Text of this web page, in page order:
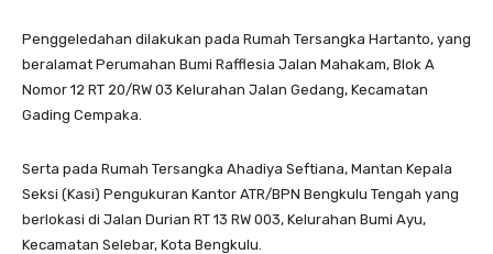
Penggeledahan dilakukan pada Rumah Tersangka Hartanto, yang
beralamat Perumahan Bumi Rafflesia Jalan Mahakam, Blok A
Nomor 12 RT 20/RW 03 Kelurahan Jalan Gedang, Kecamatan
Gading Cempaka.
Serta pada Rumah Tersangka Ahadiya Seftiana, Mantan Kepala
Seksi (Kasi) Pengukuran Kantor ATR/BPN Bengkulu Tengah yang
berlokasi di Jalan Durian RT 13 RW 003, Kelurahan Bumi Ayu,
Kecamatan Selebar, Kota Bengkulu.